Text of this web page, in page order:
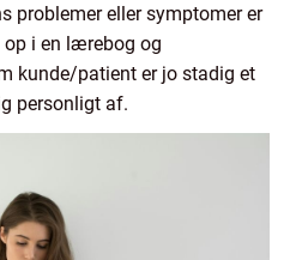
problemer eller symptomer er
op i en lærebog og
kunde/patient er jo stadig et
personligt af.